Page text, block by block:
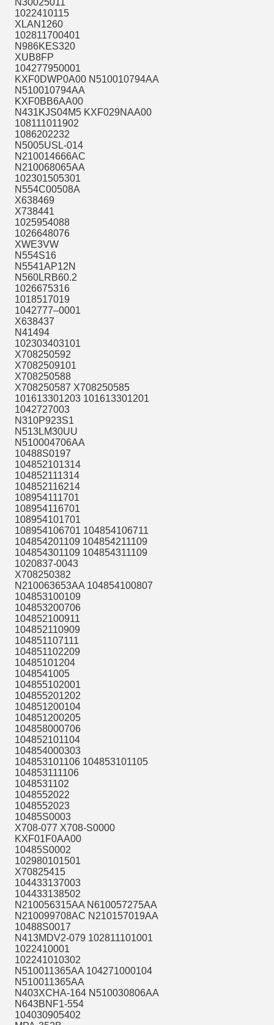
N30025011
1022410115
XLAN1260
102811700401
N986KES320
XUB8FP
104277950001
KXF0DWP0A00 N510010794AA
N510010794AA
KXF0BB6AA00
N431KJS04M5 KXF029NAA00
108111011902
1086202232
N5005USL-014
N210014666AC
N210068065AA
102301505301
N554C00508A
X638469
X738441
1025954088
1026648076
XWE3VW
N554S16
N5541AP12N
N560LRB60.2
1026675316
1018517019
1042777–0001
X638437
N41494
102303403101
X708250592
X7082509101
X708250588
X708250587 X708250585
101613301203 101613301201
1042727003
N310P923S1
N513LM30UU
N510004706AA
10488S0197
104852101314
104852111314
104852116214
108954111701
108954116701
108954101701
108954106701 104854106711
104854201109 104854211109
104854301109 104854311109
1020837-0043
X708250382
N210063653AA 104854100807
104853100109
104853200706
104852100911
104852110909
104851107111
104851102209
10485101204
1048541005
104855102001
104855201202
104851200104
104851200205
104858000706
104852101104
104854000303
104853101106 104853101105
104853111106
1048531102
1048552022
1048552023
10485S0003
X708-077 X708-S0000
KXF01F0AA00
10485S0002
102980101501
X70825415
104433137003
104433138502
N210056315AA N610057275AA
N210099708AC N210157019AA
10488S0017
N413MDV2-079 102811101001
1022410001
102241010302
N510011365AA 104271000104
N510011365AA
N403XCHA-164 N510030806AA
N643BNF1-554
104030905402